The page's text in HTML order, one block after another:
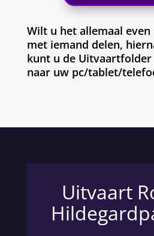
Wilt u het allemaal
met iemand delen,
kunt u de
naar uw pc/tablet/
Uitvaart